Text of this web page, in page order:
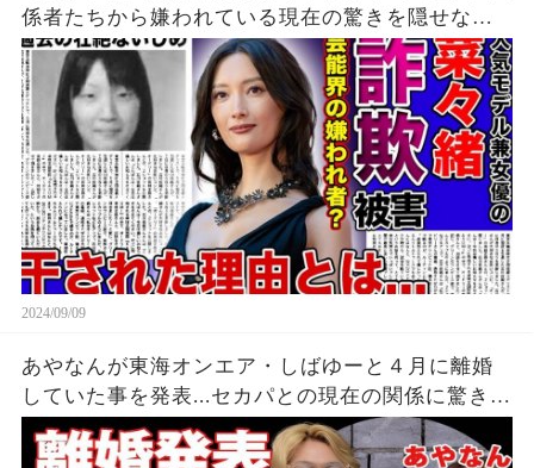
係者たちから嫌われている現在の驚きを隠せな
い！！詐欺被害にまで遭っている衝撃の現在...過去
の壮絶ないじめに一同驚愕！！
2024/09/09
あやなんが東海オンエア・しばゆーと４月に離婚
していた事を発表...セカパとの現在の関係に驚きを
隠せない...『しばゆー＆あやなん』夫婦の精神崩壊
した現在がヤバい...